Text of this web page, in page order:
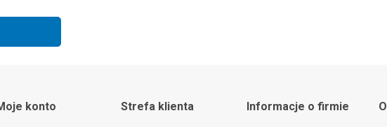
konto Strefa klienta Informacje o firmie